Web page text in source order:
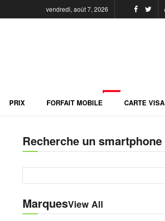
vendredi, août 7, 2026
PRIX FORFAIT MOBILE CARTE VISA
Recherche un smartphone
MarquesView All